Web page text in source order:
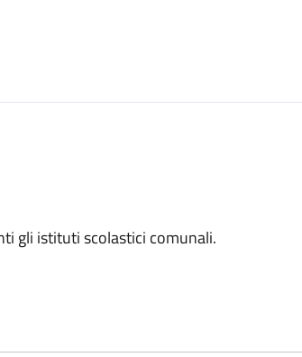
gli istituti scolastici comunali.